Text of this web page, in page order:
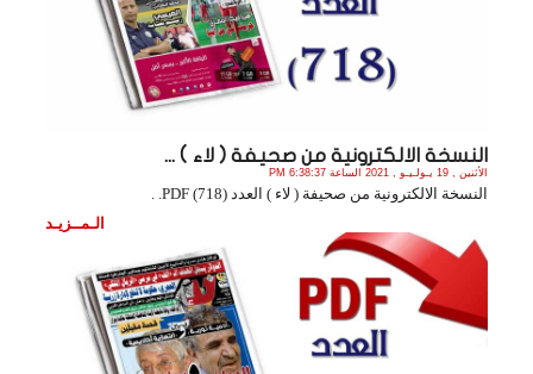
النسخة الالكترونية من صحيفة ( لاء ) ...
الأثنين , 19 يـولـيـو , 2021 الساعة 6:38:37 PM
النسخة الالكترونية من صحيفة ( لاء ) العدد (718) PDF. .
الـمــزيـد